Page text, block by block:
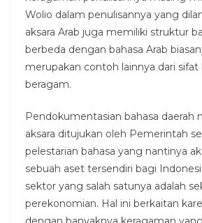
Wolio dalam penulisannya yang
aksara Arab juga memiliki struktur
berbeda dengan bahasa Arab
merupakan contoh lainnya dari sifat
beragam.
Pendokumentasian bahasa daerah
aksara ditujukan oleh Pemerintah
pelestarian bahasa yang nantinya
sebuah aset tersendiri bagi
sektor yang salah satunya adalah
perekonomian. Hal ini berkaitan